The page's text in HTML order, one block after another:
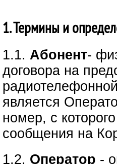
1. Термины и
1.1.Абонент-
договора на
является
номер, с
сообщения на
1.2. Оператор -